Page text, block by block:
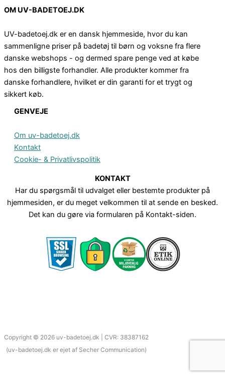
OM UV-BADETOEJ.DK
UV-badetoej.dk er en dansk hjemmeside, hvor du kan
sammenligne priser på badetøj til børn og voksne fra flere
danske webshops - og dermed spare penge ved at købe
hos den billigste forhandler. Alle produkter kommer fra
danske forhandlere, hvilket er din garanti for et trygt og
sikkert køb.
GENVEJE
Om uv-badetoej.dk
Kontakt
Cookie- & Privatlivspolitik
KONTAKT
Har du spørgsmål til udvalget eller bestemte produkter på
hjemmesiden, er du meget velkommen til at sende en besked.
Det kan du gøre via formularen på Kontakt-siden.
Copyright © 2026 uv-badetoej.dk | CVR: 38387162
(uv-badetoej.dk er ejet af Secher Communication)